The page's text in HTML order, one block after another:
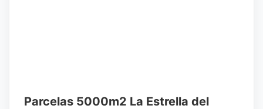
Parcelas 5000m2 La Estrella del